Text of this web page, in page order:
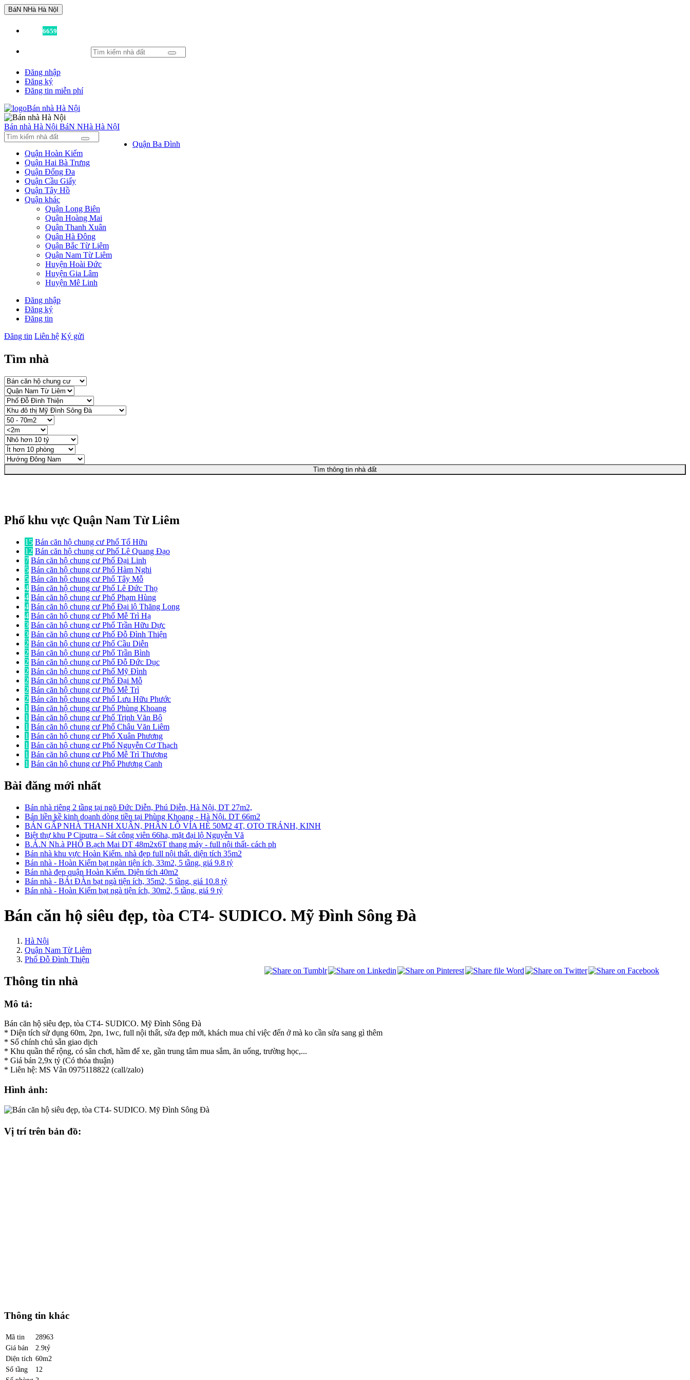
BáN NHà Hà NộI
6659
Đăng nhập
Đăng ký
Đăng tin miễn phí
Bán nhà Hà Nội BáN NHà Hà NộI
Quận Ba Đình
Quận Hoàn Kiếm
Quận Hai Bà Trưng
Quận Đống Đa
Quận Cầu Giấy
Quận Tây Hồ
Quận khác
Quận Long Biên
Quận Hoàng Mai
Quận Thanh Xuân
Quận Hà Đông
Quận Bắc Từ Liêm
Quận Nam Từ Liêm
Huyện Hoài Đức
Huyện Gia Lâm
Huyện Mê Linh
Đăng nhập
Đăng ký
Đăng tin
Đăng tin Liên hệ Ký gửi
Tìm nhà
Tìm thông tin nhà đất
Phố khu vực Quận Nam Từ Liêm
15 Bán căn hộ chung cư Phố Tố Hữu
12 Bán căn hộ chung cư Phố Lê Quang Đạo
7 Bán căn hộ chung cư Phố Đại Linh
5 Bán căn hộ chung cư Phố Hàm Nghi
5 Bán căn hộ chung cư Phố Tây Mỗ
4 Bán căn hộ chung cư Phố Lê Đức Thọ
4 Bán căn hộ chung cư Phố Phạm Hùng
4 Bán căn hộ chung cư Phố Đại lộ Thăng Long
4 Bán căn hộ chung cư Phố Mễ Trì Hạ
3 Bán căn hộ chung cư Phố Trần Hữu Dực
3 Bán căn hộ chung cư Phố Đỗ Đình Thiện
2 Bán căn hộ chung cư Phố Cầu Diễn
2 Bán căn hộ chung cư Phố Trần Bình
2 Bán căn hộ chung cư Phố Đỗ Đức Dục
2 Bán căn hộ chung cư Phố Mỹ Đình
2 Bán căn hộ chung cư Phố Đại Mỗ
2 Bán căn hộ chung cư Phố Mễ Trì
2 Bán căn hộ chung cư Phố Lưu Hữu Phước
1 Bán căn hộ chung cư Phố Phùng Khoang
1 Bán căn hộ chung cư Phố Trịnh Văn Bô
1 Bán căn hộ chung cư Phố Châu Văn Liêm
1 Bán căn hộ chung cư Phố Xuân Phương
1 Bán căn hộ chung cư Phố Nguyễn Cơ Thạch
1 Bán căn hộ chung cư Phố Mễ Trì Thượng
1 Bán căn hộ chung cư Phố Phương Canh
Bài đăng mới nhất
Bán nhà riêng 2 tầng tại ngõ Đức Diễn, Phú Diễn, Hà Nội, DT 27m2,
Bán liền kề kinh doanh dòng tiền tại Phùng Khoang - Hà Nội. DT 66m2
BÁN GẤP NHÀ THANH XUÂN, PHÂN LÔ VỈA HÈ 50M2 4T, OTO TRÁNH, KINH
Biệt thự khu P Ciputra – Sát công viên 66ha, mặt đại lộ Nguyễn Vă
B.Á.N Nh.à PHỐ B.ạch Mai DT 48m2x6T thang máy - full nội thất- cách ph
Bán nhà khu vực Hoàn Kiếm. nhà đẹp full nội thất. diện tích 35m2
Bán nhà - Hoàn Kiếm bạt ngàn tiện ích, 33m2, 5 tầng, giá 9.8 tỷ
Bán nhà đẹp quận Hoàn Kiếm. Diện tích 40m2
Bán nhà - BÁt ĐÀn bạt ngà tiện ích, 35m2, 5 tầng, giá 10.8 tỷ
Bán nhà - Hoàn Kiếm bạt ngà tiện ích, 30m2, 5 tầng, giá 9 tỷ
Bán căn hộ siêu đẹp, tòa CT4- SUDICO. Mỹ Đình Sông Đà
Hà Nội
Quận Nam Từ Liêm
Phố Đỗ Đình Thiện
Thông tin nhà
Mô tả:
Bán căn hộ siêu đẹp, tòa CT4- SUDICO. Mỹ Đình Sông Đà
* Diện tích sử dụng 60m, 2pn, 1wc, full nội thất, sửa đẹp mới, khách mua chỉ việc đến ở mà ko cần sửa sang gì thêm
* Sổ chính chủ sẵn giao dịch
* Khu quần thể rộng, có sân chơi, hầm để xe, gần trung tâm mua sắm, ăn uống, trường học,...
* Giá bán 2,9x tỷ (Có thỏa thuận)
* Liên hệ: MS Vân 0975118822 (call/zalo)
Hình ảnh:
Vị trí trên bản đồ:
Thông tin khác
Mã tin
28963
Giá bán
2.9tỷ
Diện tích 60m2
Số tầng
12